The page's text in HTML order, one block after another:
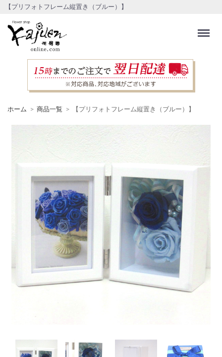
【プリフォトフレーム縦置き（ブルー）】
Menu
ホーム 商品一覧 【プリフォトフレーム縦置き（ブルー）】